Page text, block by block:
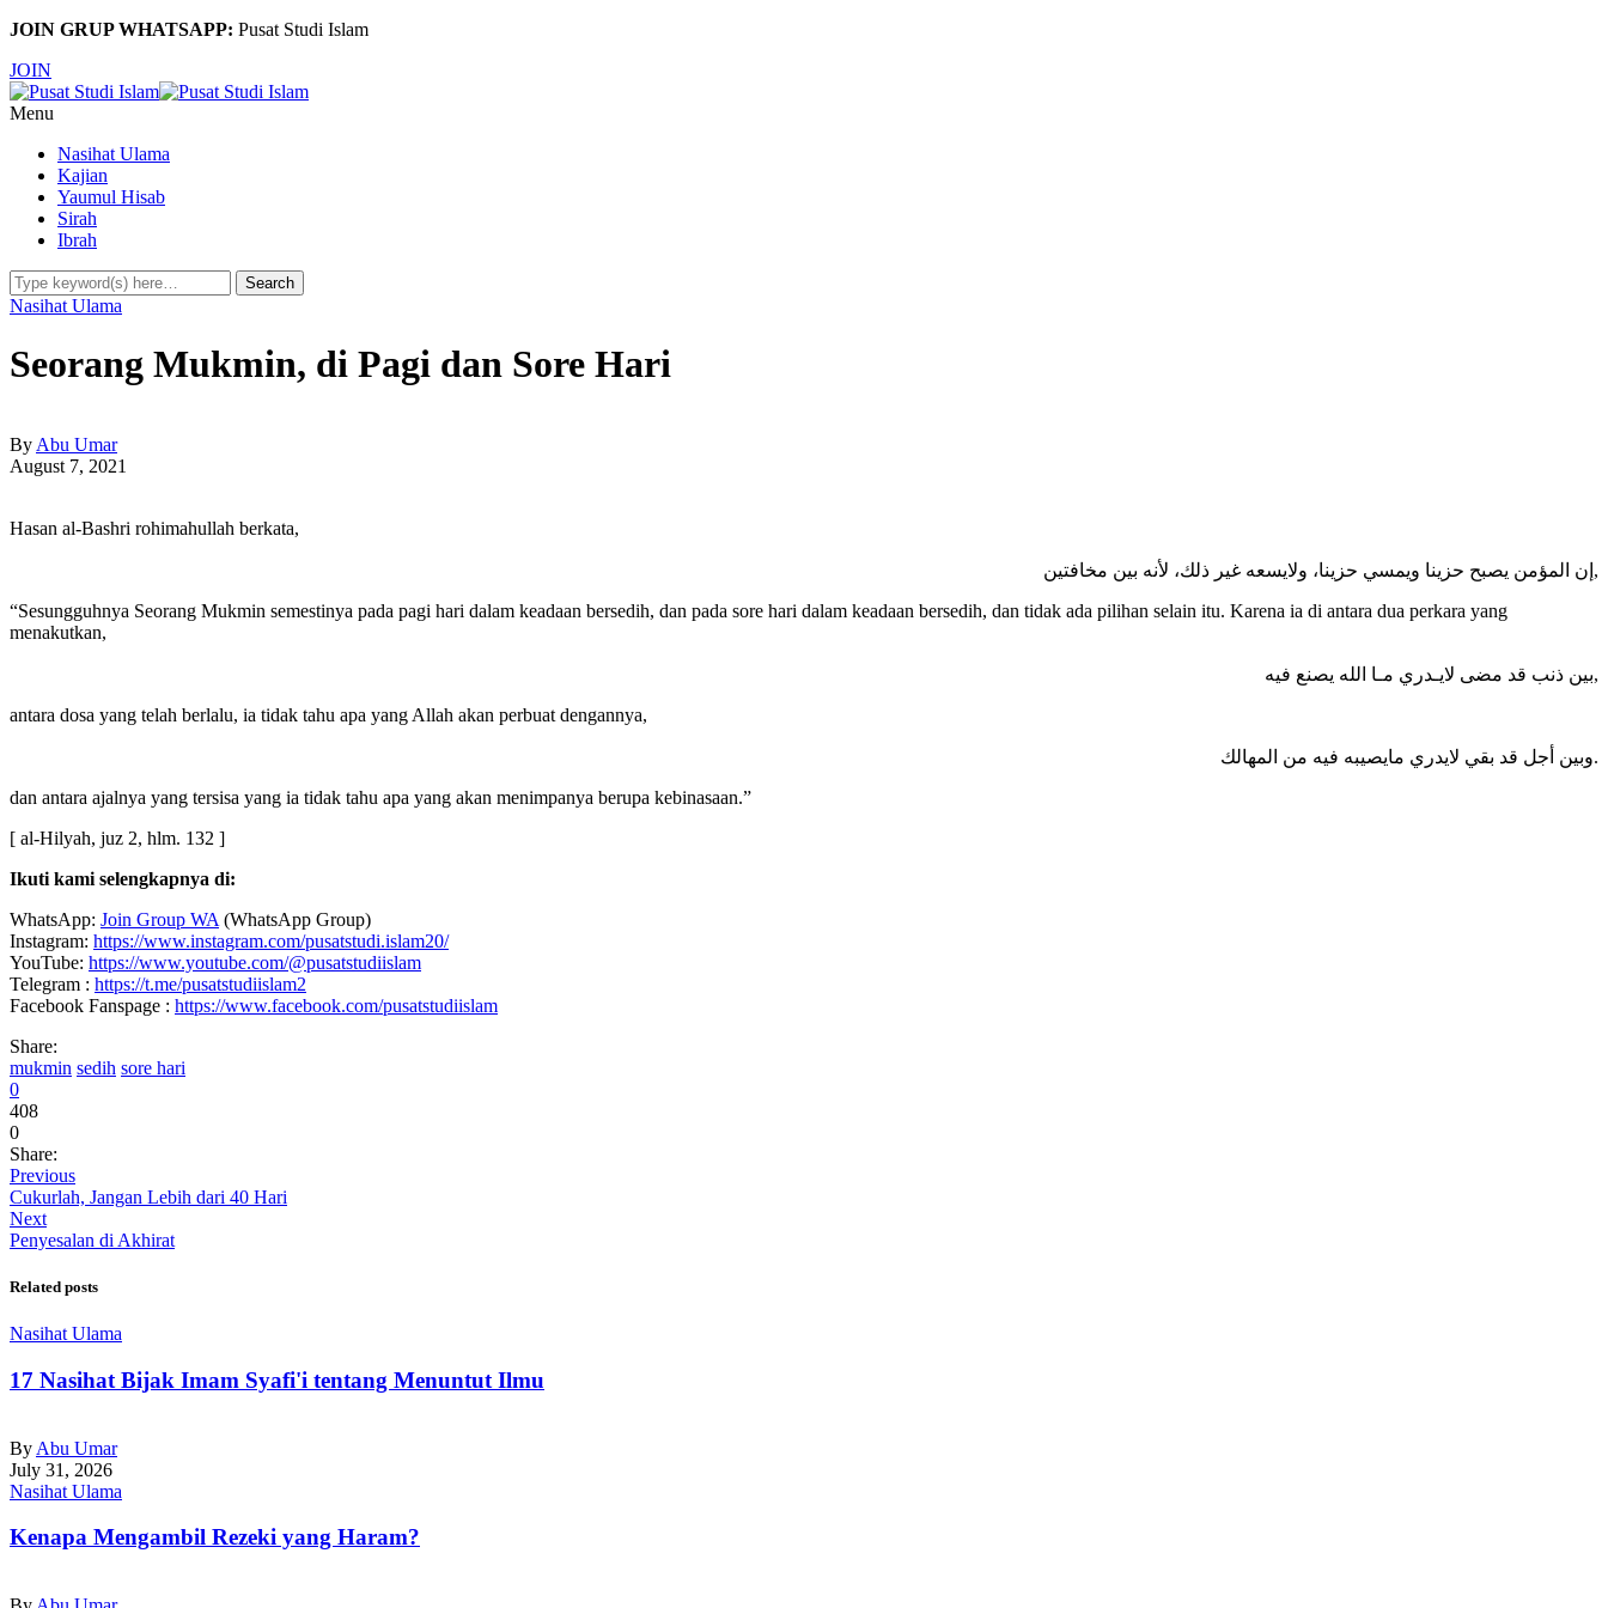
JOIN GRUP WHATSAPP: Pusat Studi Islam
JOIN
Menu
Nasihat Ulama
Kajian
Yaumul Hisab
Sirah
Ibrah
Nasihat Ulama
Seorang Mukmin, di Pagi dan Sore Hari
By Abu Umar
August 7, 2021
Hasan al-Bashri rohimahullah berkata,
إن المؤمن يصبح حزينا ويمسي حزينا، ولايسعه غير ذلك، لأنه بين مخافتين,
“Sesungguhnya Seorang Mukmin semestinya pada pagi hari dalam keadaan bersedih, dan pada sore hari dalam keadaan bersedih, dan tidak ada pilihan selain itu. Karena ia di antara dua perkara yang
menakutkan,
بين ذنب قد مضى لايـدري مـا الله يصنع فيه,
antara dosa yang telah berlalu, ia tidak tahu apa yang Allah akan perbuat dengannya,
وبين أجل قد بقي لايدري مايصيبه فيه من المهالك.
dan antara ajalnya yang tersisa yang ia tidak tahu apa yang akan menimpanya berupa kebinasaan.”
[ al-Hilyah, juz 2, hlm. 132 ]
Ikuti kami selengkapnya di:
WhatsApp: Join Group WA (WhatsApp Group)
Instagram: https://www.instagram.com/pusatstudi.islam20/
YouTube: https://www.youtube.com/@pusatstudiislam
Telegram : https://t.me/pusatstudiislam2
Facebook Fanspage : https://www.facebook.com/pusatstudiislam
Share:
mukmin sedih sore hari
0
408
0
Share:
Previous
Cukurlah, Jangan Lebih dari 40 Hari
Next
Penyesalan di Akhirat
Related posts
Nasihat Ulama
17 Nasihat Bijak Imam Syafi'i tentang Menuntut Ilmu
By Abu Umar
July 31, 2026
Nasihat Ulama
Kenapa Mengambil Rezeki yang Haram?